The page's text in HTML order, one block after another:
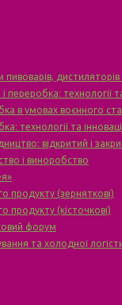
дистиляторів
переробка: технології
в умовах воєнного
технології та
відкритий і
і виноробство
продукту (зерняткові)
продукту (кісточкові)
форум
та холодної